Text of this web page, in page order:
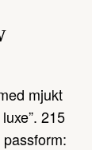
mjukt
215